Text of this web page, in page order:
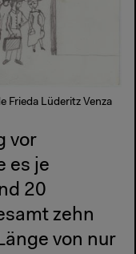
Frieda Lüderitz Venza
vor
es je
20
zehn
von nur